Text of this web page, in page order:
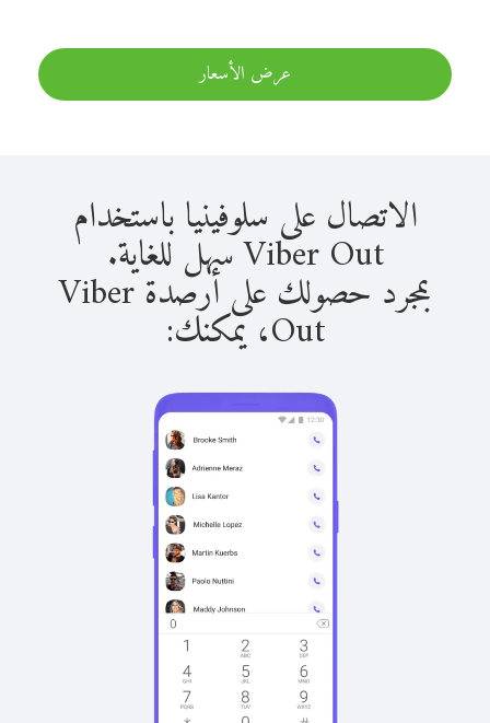
عرض الأسعار
الاتصال على سلوفينيا باستخدام
Viber Out سهل للغاية.
بمجرد حصولك على أرصدة Viber
Out، يمكنك: